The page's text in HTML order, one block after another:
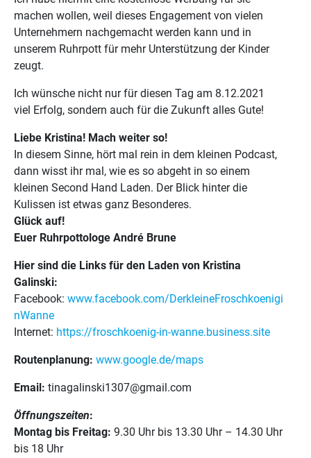
machen wollen, weil dieses Engagement von vielen
Unternehmern nachgemacht werden kann und in
unserem Ruhrpott für mehr Unterstützung der Kinder
zeugt.
Ich wünsche nicht nur für diesen Tag am 8.12.2021
viel Erfolg, sondern auch für die Zukunft alles Gute!
Liebe Kristina! Mach weiter so!
In diesem Sinne, hört mal rein in dem kleinen Podcast,
dann wisst ihr mal, wie es so abgeht in so einem
kleinen Second Hand Laden. Der Blick hinter die
Kulissen ist etwas ganz Besonderes.
Glück auf!
Euer Ruhrpottologe André Brune
Hier sind die Links für den Laden von Kristina
Galinski:
Facebook: www.facebook.com/DerkleineFroschkoenigi
nWanne
Internet: https://froschkoenig-in-wanne.business.site
Routenplanung: www.google.de/maps
Email: tinagalinski1307@gmail.com
Öffnungszeiten:
Montag bis Freitag: 9.30 Uhr bis 13.30 Uhr – 14.30 Uhr
bis 18 Uhr